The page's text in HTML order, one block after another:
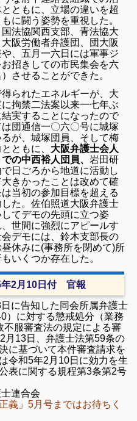
ともに、立場の違いを超
に闘う姿勢を重視した。
法協関西支部、青法協大
阪労働者弁護団、団大阪
、五月一六日には軍事ジ
招きしての市民集会を六
させることができた。
られたエネルギーが、大
拘禁二法案以来一七年ぶ
実することになったので
団通信一〇六〇号に城塚
が、城塚団員、そして梅
ともに、 大阪弁護士会人
の中西裕人団員、岩田研
日ごろから地道に活動し
きかったことは改めて確
当初の参加目標を超える
た。佐伯照道大阪弁護士
てデモの先頭に立つ姿
世間に強烈にアピールす
デモには、鈴木支部長の
休みに(事務所を閉めて)所
いくつか存在した。
2月10日付 官報
に告知した同会所属弁護士
）に対する懲戒処分（業務
服審査法の規定による審
月13日、弁護士法第59条の
に基づいて本件審査請求を
令和5年2月10日に効力を生
表に関する規程第3条第2号
連合会
義」5月号まではお待ちく